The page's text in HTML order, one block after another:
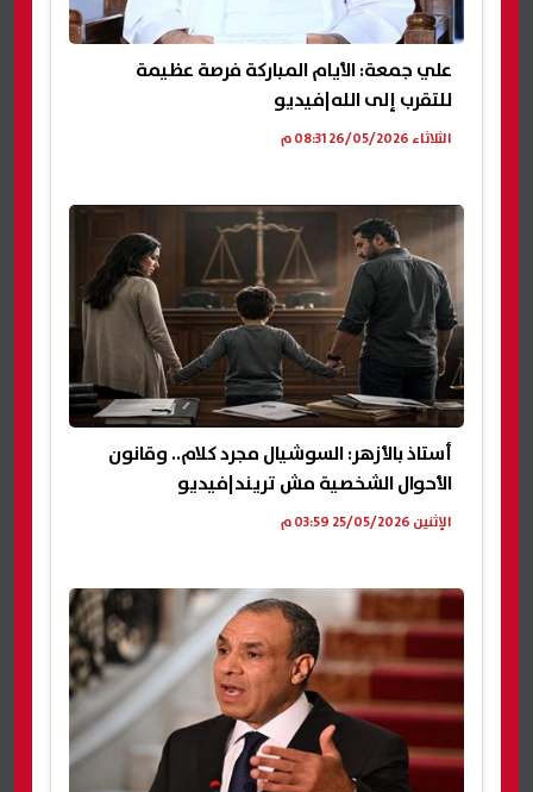
علي جمعة: الأيام المباركة فرصة عظيمة
للتقرب إلى الله|فيديو
الثلاثاء 26/05/2026 08:31 م
أستاذ بالأزهر: السوشيال مجرد كلام.. وقانون
الأحوال الشخصية مش تريند|فيديو
الإثنين 25/05/2026 03:59 م